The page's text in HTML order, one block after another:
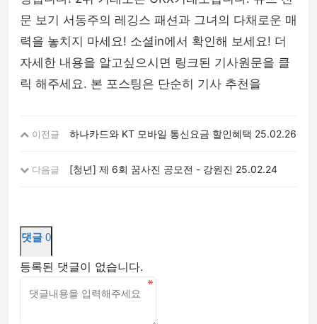
문 보기 서동주의 레깅스 패션과 그녀의 다채로운 매
력을 놓치지 마세요! 소셜in에서 확인해 보세요! 더
자세한 내용을 알고싶으시면 링크된 기사원문을 클
릭 해주세요. 본 포스팅은 단순히 기사 추천을
이전글 하나카드와 KT 모바일 통신요금 할인혜택 25.02.26
다음글 [청년] 제 6회 꿈사진 공모전 - 강원진 25.02.24
댓글 0
등록된 댓글이 없습니다.